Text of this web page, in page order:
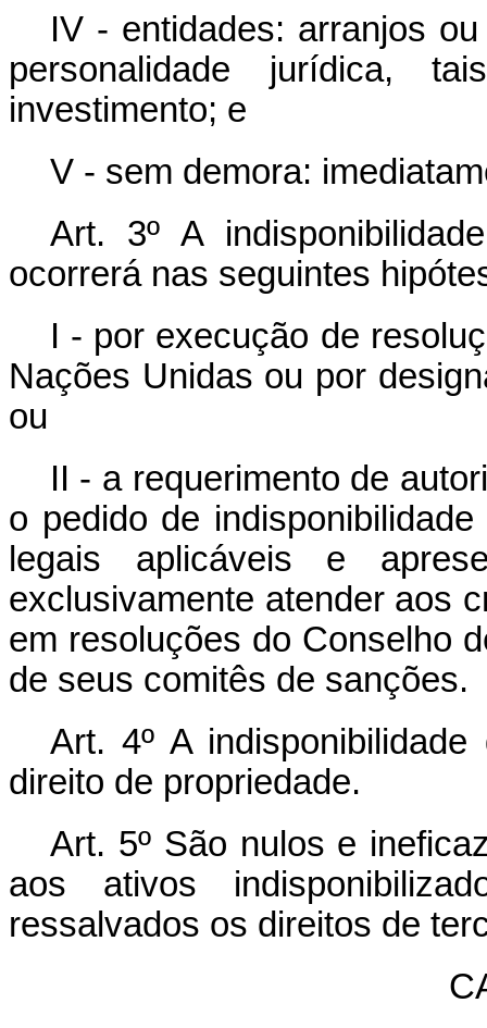
IV - entidades: arranjos
personalidade jurídica,
investimento; e
V - sem demora:
Art. 3º A
ocorrerá nas seguintes
I - por execução de
Nações Unidas ou por
ou
II - a requerimento de
o pedido de
legais aplicáveis e
exclusivamente atender aos
em resoluções do Conselho
de seus comitês de sanções.
Art. 4º A
direito de propriedade.
Art. 5º São nulos e
aos ativos
ressalvados os direitos de